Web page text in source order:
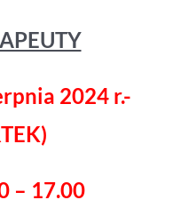
2024 r.-
– 17.00